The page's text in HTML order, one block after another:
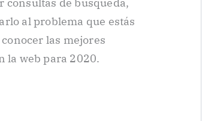
al problema que estás
las mejores
la web para 2020.